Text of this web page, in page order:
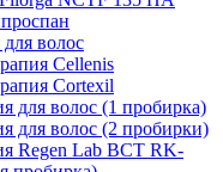
волос
Cellenis
Cortexil
для волос (1 пробирка)
для волос (2 пробирки)
Regen Lab BCT RK-